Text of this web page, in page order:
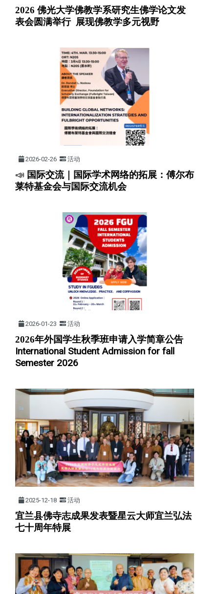
2026 佛光大学佛教学系研究生佛学论文发
表会圆满举行 展现佛教学多元视野
2026-02-26 活动
📣 国际交流｜国际学术网络的拓展：傅尔布
莱特基金会与国际交流机会
2026-01-23 活动
2026年外国学生秋季班申请入学简章公告
International Student Admission for fall
Semester 2026
2025-12-18 活动
宜兰县佛寺志成果发表暨星云大师宜兰弘法
七十周年特展